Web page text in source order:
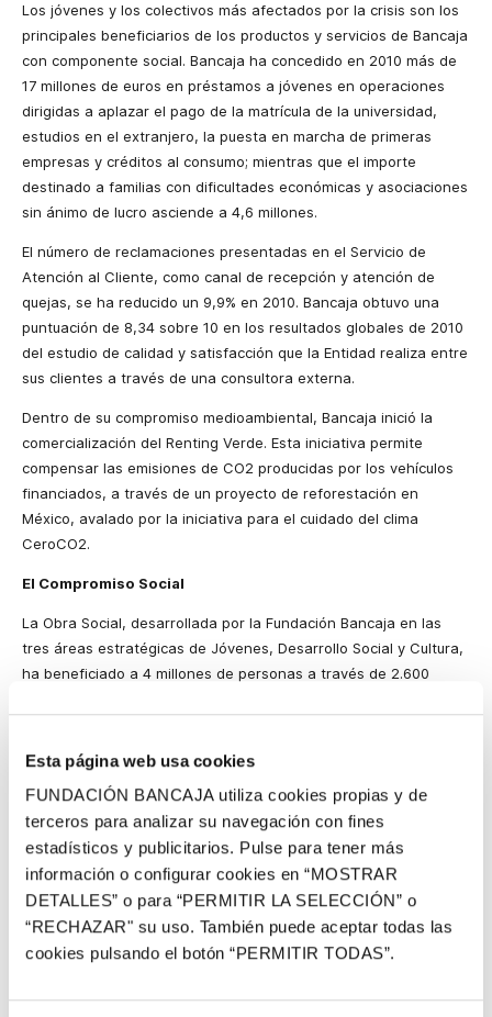
Esta página web usa cookies
FUNDACIÓN BANCAJA utiliza cookies propias y de
terceros para analizar su navegación con fines
estadísticos y publicitarios. Pulse para tener más
información o configurar cookies en “MOSTRAR
DETALLES” o para “PERMITIR LA SELECCIÓN” o
“RECHAZAR" su uso. También puede aceptar todas las
cookies pulsando el botón “PERMITIR TODAS”.
Los jóvenes y los colectivos más afectados por la crisis son los
principales beneficiarios de los productos y servicios de Bancaja
con componente social. Bancaja ha concedido en 2010 más de
17 millones de euros en préstamos a jóvenes en operaciones
dirigidas a aplazar el pago de la matrícula de la universidad,
estudios en el extranjero, la puesta en marcha de primeras
empresas y créditos al consumo; mientras que el importe
destinado a familias con dificultades económicas y asociaciones
sin ánimo de lucro asciende a 4,6 millones.
El número de reclamaciones presentadas en el Servicio de
Atención al Cliente, como canal de recepción y atención de
quejas, se ha reducido un 9,9% en 2010. Bancaja obtuvo una
puntuación de 8,34 sobre 10 en los resultados globales de 2010
del estudio de calidad y satisfacción que la Entidad realiza entre
sus clientes a través de una consultora externa.
Dentro de su compromiso medioambiental, Bancaja inició la
comercialización del Renting Verde. Esta iniciativa permite
compensar las emisiones de CO2 producidas por los vehículos
financiados, a través de un proyecto de reforestación en
México, avalado por la iniciativa para el cuidado del clima
CeroCO2.
El Compromiso Social
La Obra Social, desarrollada por la Fundación Bancaja en las
tres áreas estratégicas de Jóvenes, Desarrollo Social y Cultura,
ha beneficiado a 4 millones de personas a través de 2.600
Desarrollo Social han concentrado el 73% del presupuesto.
Durante el año pasado y dentro del apoyo a la formación de los
jóvenes, Bancaja concedió 3.500 becas internacionales y de
investigación, mediante convenios con 61 universidades
españolas. El grueso de estas ayudas (75%) corresponde al
programa de Becas Internacionales Bancaja, puesto en marcha
en 2006 con el objetivo de apoyar la movilidad internacional de
los universitarios con una ayuda económica a sus estancias